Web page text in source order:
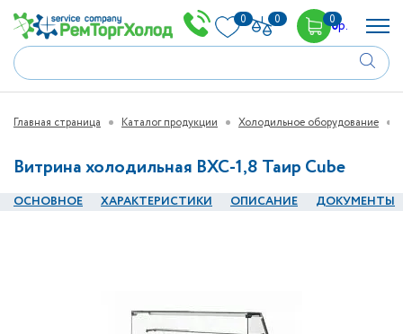
0 0 00р.
Главная страница Каталог продукции Холодильное оборудование
Витрина холодильная ВХС-1,8 Таир Cube
ОСНОВНОЕ ХАРАКТЕРИСТИКИ ОПИСАНИЕ ДОКУМЕНТЫ